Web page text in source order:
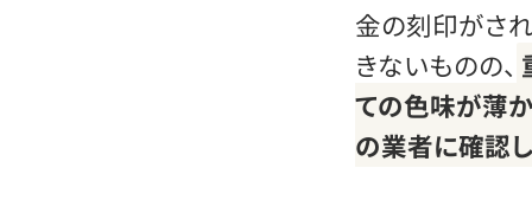
金の刻印がさ
きないものの、
ての色味が薄
の業者に確認